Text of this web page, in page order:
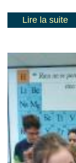
Lire la suite